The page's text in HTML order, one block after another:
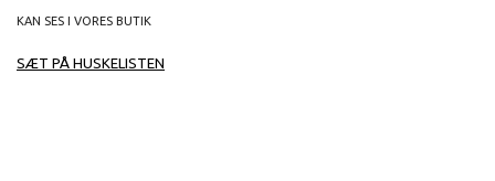
KAN SES I VORES BUTIK
SÆT PÅ HUSKELISTEN